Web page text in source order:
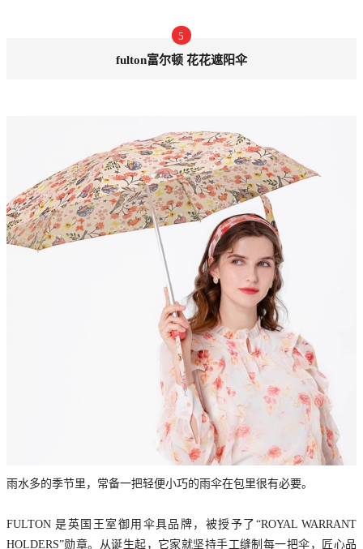
5
fulton富尔顿 花花遮阳伞
雨水多的季节里，常备一把轻便小巧的雨伞在包里很有必要。
FULTON 是英国王室御用伞具品牌，被授予了“ROYAL WARRANT
HOLDERS”勋章。从诞生起，它家就坚持手工缝制每一把伞，匠心品